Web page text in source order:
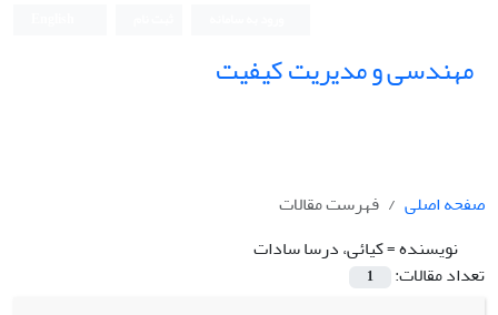
مهندسی و مدیریت کیفیت
صفحه اصلی
فهرست مقالات
نویسنده =کیائی، درسا سادات
تعداد مقالات:
1